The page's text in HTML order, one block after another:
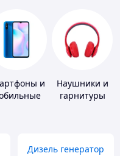
и
Наушники и
гарнитуры
Дизель генератор